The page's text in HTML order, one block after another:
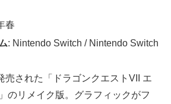
春
: Nintendo Switch / Nintendo Switch
売された「ドラゴンクエストVII エ
のリメイク版。グラフィックがフ